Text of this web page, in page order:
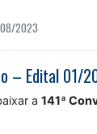
08/2023
– Edital 01/
a 141ª